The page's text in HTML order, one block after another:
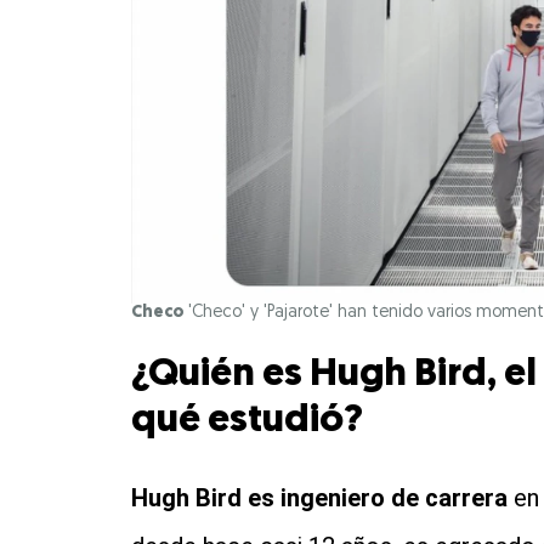
Checo 'Checo' y 'Pajarote' han tenido varios
¿Quién es Hugh Bird,
qué estudió?
Hugh Bird es ingeniero de carrera